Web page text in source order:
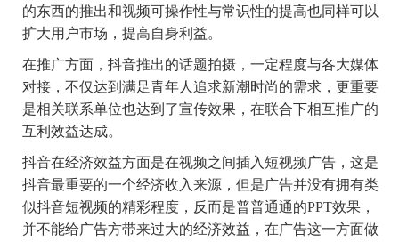
的东西的推出和视频可操作性与常识性的提高也同样可以
扩大用户市场，提高自身利益。
在推广方面，抖音推出的话题拍摄，一定程度与各大媒体
对接，不仅达到满足青年人追求新潮时尚的需求，更重要
是相关联系单位也达到了宣传效果，在联合下相互推广的
互利效益达成。
抖音在经济效益方面是在视频之间插入短视频广告，这是
抖音最重要的一个经济收入来源，但是广告并没有拥有类
似抖音短视频的精彩程度，反而是普普通通的PPT效果，
并不能给广告方带来过大的经济效益，在广告这一方面做